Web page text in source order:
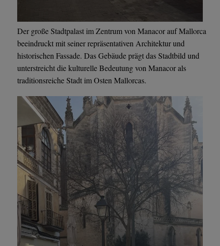
Der große Stadtpalast im Zentrum von Manacor auf Mallorca
beeindruckt mit seiner repräsentativen Architektur und
historischen Fassade. Das Gebäude prägt das Stadtbild und
unterstreicht die kulturelle Bedeutung von Manacor als
traditionsreiche Stadt im Osten Mallorcas.